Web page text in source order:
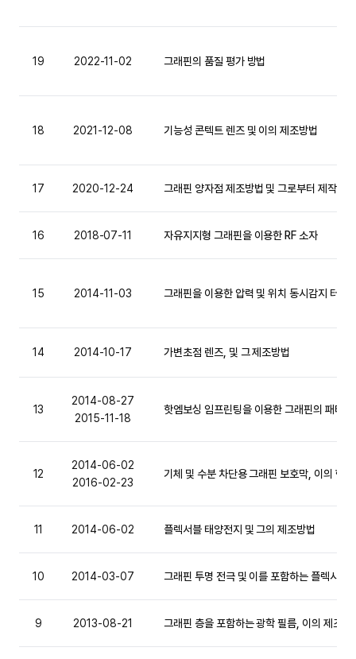
19 2022-11-02 그래핀의 품질 평가 방법
18 2021-12-08 기능성 콘텍트 렌즈 및 이의 제조방법
17 2020-12-24 그래핀 양자점 제조방법 및 그로부터 제작된
16 2018-07-11 자유지지형 그래핀을 이용한 RF 소자
15 2014-11-03 그래핀을 이용한 압력 및 위치 동시감지 터치
14 2014-10-17 가변초점 렌즈, 및 그 제조방법
13
2014-08-27
2015-11-18
핫엠보싱 임프린팅을 이용한 그래핀의 패터닝
12
2014-06-02
2016-02-23
기체 및 수분 차단용 그래핀 보호막, 이의 형
11 2014-06-02 플렉서블 태양전지 및 그의 제조방법
10 2014-03-07 그래핀 투명 전극 및 이를 포함하는 플렉시블
9 2013-08-21 그래핀 층을 포함하는 광학 필름, 이의 제조